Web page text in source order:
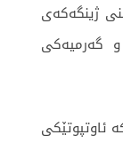
ژینگەکەی
و گەرمیەکی
ئاوتپوتێکی